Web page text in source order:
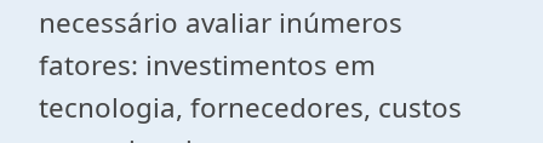
necessário avaliar inúmeros
fatores: investimentos em
tecnologia, fornecedores, custos